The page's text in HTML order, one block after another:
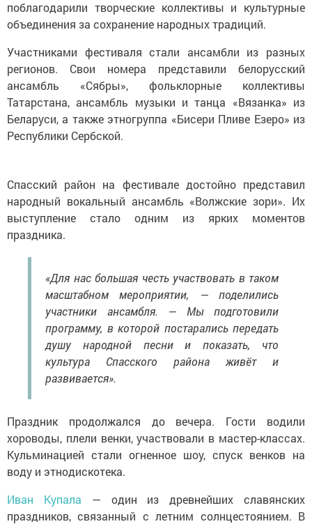
поблагодарили творческие коллективы и культурные
объединения за сохранение народных традиций.
Участниками фестиваля стали ансамбли из разных
регионов. Свои номера представили белорусский
ансамбль «Сябры», фольклорные коллективы
Татарстана, ансамбль музыки и танца «Вязанка» из
Беларуси, а также этногруппа «Бисери Пливе Езеро» из
Республики Сербской.
Спасский район на фестивале достойно представил
народный вокальный ансамбль «Волжские зори». Их
выступление стало одним из ярких моментов
праздника.
«Для нас большая честь участвовать в таком
масштабном мероприятии, — поделились
участники ансамбля. — Мы подготовили
программу, в которой постарались передать
душу народной песни и показать, что
культура Спасского района живёт и
развивается».
Праздник продолжался до вечера. Гости водили
хороводы, плели венки, участвовали в мастер-классах.
Кульминацией стали огненное шоу, спуск венков на
воду и этнодискотека.
Иван Купала — один из древнейших славянских
праздников, связанный с летним солнцестоянием. В